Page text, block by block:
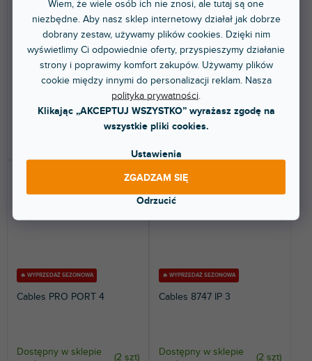
Wiem, że wiele osób ich nie znosi, ale tutaj są one
niezbędne. Aby nasz sklep internetowy działał jak dobrze
dobrany zestaw, używamy plików cookies. Dzięki nim
wyświetlimy Ci odpowiednie oferty, przyspieszymy działanie
strony i poprawimy komfort zakupów. Używamy plików
cookie między innymi do personalizacji reklam. Nasza
polityka prywatności.
Klikając „AKCEPTUJ WSZYSTKO” wyrażasz zgodę na
wszystkie pliki cookies.
Ustawienia
Odrzucić
ZGADZAM SIĘ
Dostępny w sklepie
stacjonarnym
(3 szt)
26,10 zł
Przedłużacz z wyłącznikiem, 1,4
Dostępny w sklepie
stacjonarnym
(1 szt
559 zł
Zasilacz do systemu rack 19”
zawierający osiem złączy IEC.
Zasilacz jest...
🔥 WYPRZEDAŻ SEZONOWA
Cables PRO PORT 4
Dostępny w sklepie
(2 szt)
🔥 WYPRZEDAŻ SEZONOWA
Cables 8747 IP 3
Dostępny w sklepie
(2 szt)